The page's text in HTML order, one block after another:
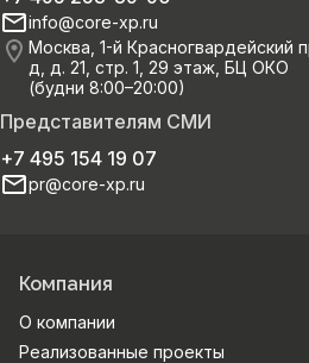
Представителям СМИ
+7 495 154 19 07
pr@core-xp.ru
info@core-xp.ru
Москва, 1-й Красногвардейский
д, д. 21, стр. 1, 29 этаж, БЦ ОКО
(будни 8:00–20:00)
Компания
О компании
Реализованные проекты